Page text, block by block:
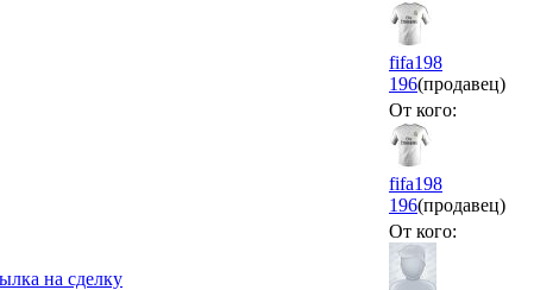
fifa198
196(продавец)
От кого:
fifa198
196(продавец)
на сделку
От кого: